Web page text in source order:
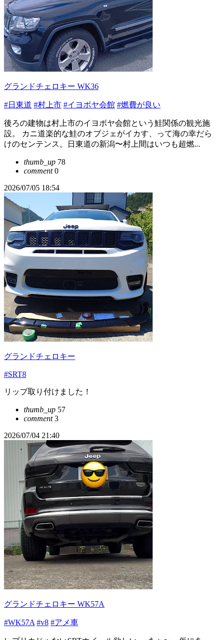
グランドチェロキー WK36
#日東道 #村上市 #イヨボヤ会館 #燃費が良い
後ろの建物は村上市のイヨボヤ会館という鮭関係の観光施
設。 カニ道楽的な鮭のオブジェがイカす、って海の幸だら
けのセンテンス。日東道の新潟〜村上間はいつも超燃...
thumb_up 78
comment0
2026/07/05 18:54
グランドチェロキー
#SRT8
リップ取り付けました！
thumb_up 57
comment3
2026/07/04 21:40
グランドチェロキー WK57A
#WK57A #v8 #アメ車